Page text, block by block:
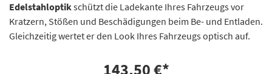
Edelstahloptikschützt die Ladekante Ihres Fahrzeugs vor
Kratzern, Stößen und Beschädigungen beim Be- und Entladen.
Gleichzeitig wertet er den Look Ihres Fahrzeugs optisch auf.
143,50 €*